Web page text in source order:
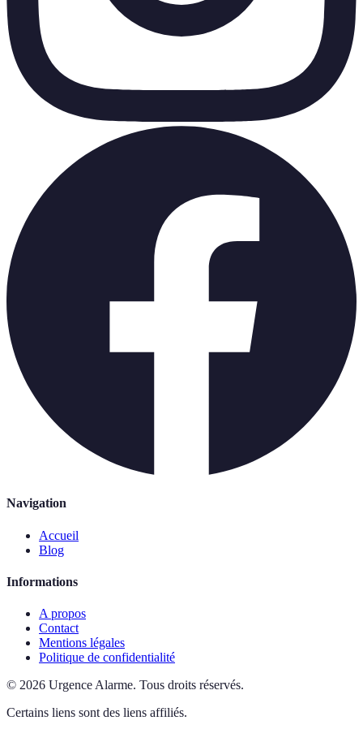
Navigation
Accueil
Blog
Informations
A propos
Contact
Mentions légales
Politique de confidentialité
© 2026 Urgence Alarme. Tous droits réservés.
Certains liens sont des liens affiliés.